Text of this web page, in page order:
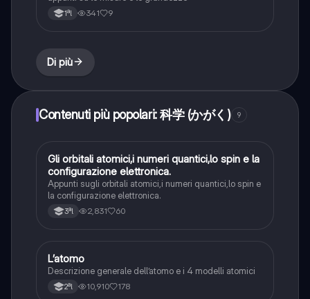
1ªl 341 9
Di più
Contenuti più popolari: 科学 (かがく) 9
Chimica
Gli orbitali atomici,i numeri quantici,lo spin e la
configurazione elettronica.
Appunti sugli orbitali atomici,i numeri quantici,lo spin e
la configurazione elettronica.
3ªl 2,831 60
Chimica
L’atomo
Descrizione generale dell’atomo e i 4 modelli atomici
2ªl 10,910 178